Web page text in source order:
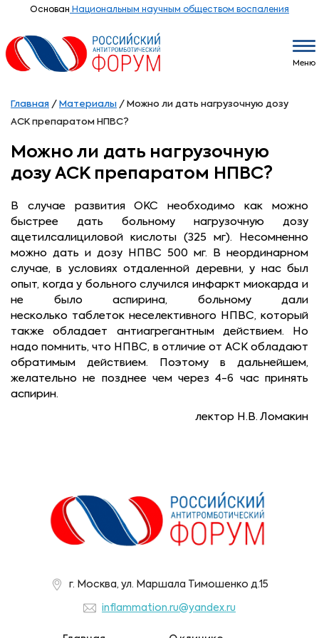
Основан Национальным научным обществом воспаления
Меню
Главная / Материалы / Можно ли дать нагрузочную дозу
АСК препаратом НПВС?
Можно ли дать нагрузочную
дозу АСК препаратом НПВС?
В случае развития ОКС необходимо как можно
быстрее дать больному нагрузочную дозу
ацетилсалициловой кислоты (325 мг). Несомненно
можно дать и дозу НПВС 500 мг. В неординарном
случае, в условиях отдаленной деревни, у нас был
опыт, когда у больного случился инфаркт миокарда и
не было аспирина, больному дали
несколько таблеток неселективного НПВС, который
также обладает антиагрегантным действием. Но
надо помнить, что НПВС, в отличие от АСК обладают
обратимым действием. Поэтому в дальнейшем,
желательно не позднее чем через 4-6 час принять
аспирин.
лектор Н.В. Ломакин
г. Москва, ул. Маршала Тимошенко д.15
inflammation.ru@yandex.ru